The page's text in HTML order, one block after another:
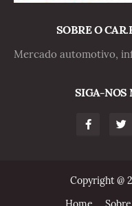
SOBRE O
Mercado automotivo,
SIGA-NOS
Copyright @